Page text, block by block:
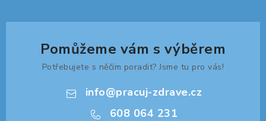
Pomůžeme vám s výběrem
Potřebujete s něčím poradit? Jsme tu pro vás!
info@pracuj-zdrave.cz
608 064 231